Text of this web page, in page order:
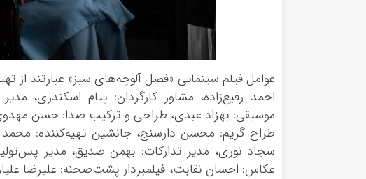
عوامل فیلم سینمایی «فصل آلوچه‌های سبز» عبارتند از
احمد رفیع‌زاده، مشاور کارگردان: پیام اسکندری،
موسیقی: بهزاد عبدی، طراحی و ترکیب صدا: حسن
طراح گریم: محسن دارسنج، جانشین تهیه‌کننده:
سجاد نوری، مدیر تدارکات: بهمن صدیق، مدیر
عکاس: احسان نقابت، فیلمبردار پشت‌صحنه: علیرضا